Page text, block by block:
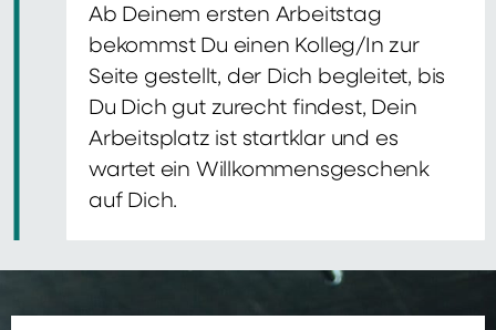
Ab Deinem ersten Arbeitstag
bekommst Du einen Kolleg/In zur
Seite gestellt, der Dich begleitet, bis
Du Dich gut zurecht findest, Dein
Arbeitsplatz ist startklar und es
wartet ein Willkommensgeschenk
auf Dich.